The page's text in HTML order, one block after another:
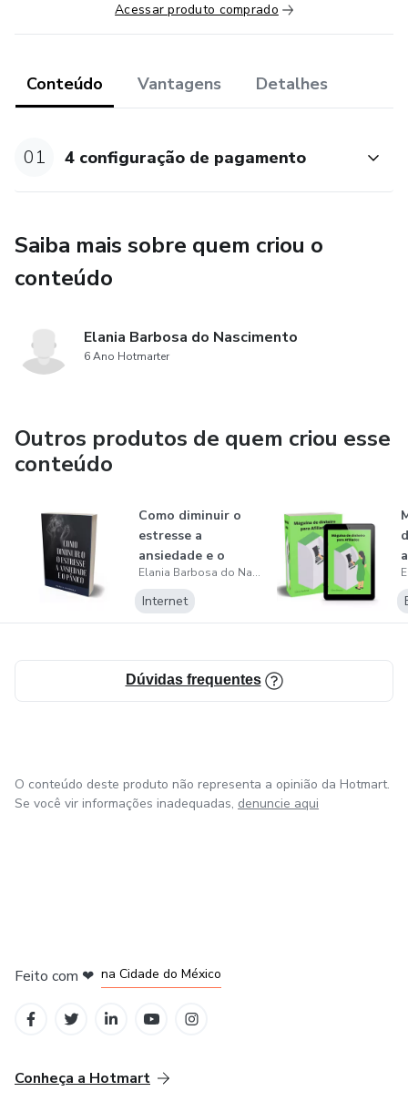
Acessar produto comprado
Conteúdo Vantagens Detalhes
01 4 configuração de pagamento
Saiba mais sobre quem criou o
conteúdo
Elania Barbosa do Nascimento
6 Ano Hotmarter
Outros produtos de quem criou esse
conteúdo
Como diminuir o
estresse a
ansiedade e o
pânico
Elania Barbosa do Nascimento
Internet
Dúvidas frequentes
O conteúdo deste produto não representa a opinião da Hotmart.
Se você vir informações inadequadas, denuncie aqui
Feito com ❤ na Cidade do México
Conheça a Hotmart